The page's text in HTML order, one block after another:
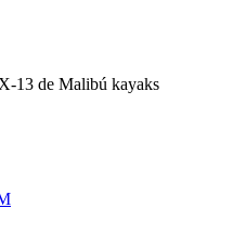
13 de Malibú kayaks